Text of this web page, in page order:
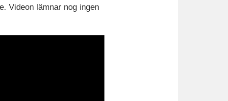
Videon lämnar nog ingen